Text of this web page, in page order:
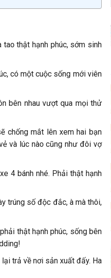
thật hạnh phúc, sớm sinh
có một cuộc sống mới viên
bên nhau vượt qua mọi thử
chống mắt lên xem hai bạn
và lúc nào cũng như đôi vợ
4 bánh nhé. Phải thật hạnh
trúng số độc đắc, à mà thôi,
thật hạnh phúc, sống bên
trả về nơi sản xuất đấy. Ha